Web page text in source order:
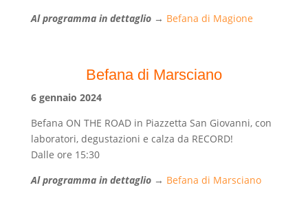
Al programma in dettaglio→ Befana di Magione
Befana di Marsciano
6 gennaio 2024
Befana ON THE ROAD in Piazzetta San Giovanni, con
laboratori, degustazioni e calza da RECORD!
Dalle ore 15:30
Al programma in dettaglio→ Befana di Marsciano